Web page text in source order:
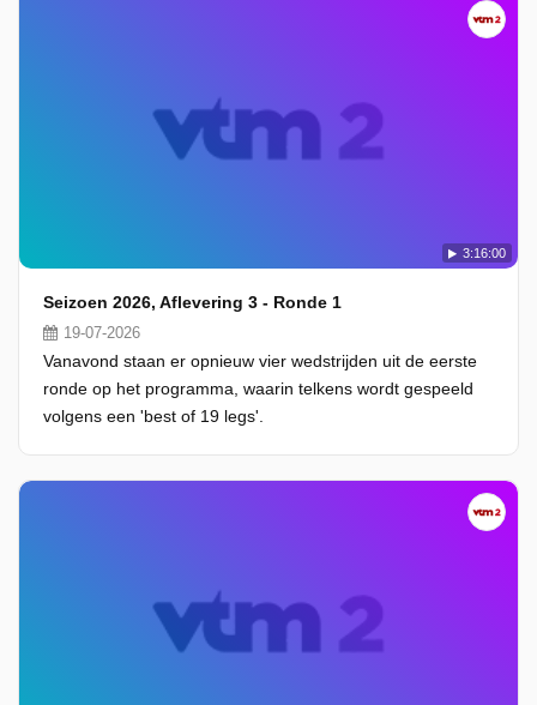
3:16:00
Seizoen 2026, Aflevering 3 - Ronde 1
19-07-2026
Vanavond staan er opnieuw vier wedstrijden uit de eerste
ronde op het programma, waarin telkens wordt gespeeld
volgens een 'best of 19 legs'.